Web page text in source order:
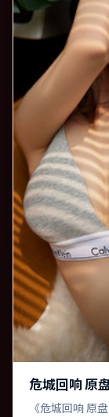
危城回响 原
《危城回响 原